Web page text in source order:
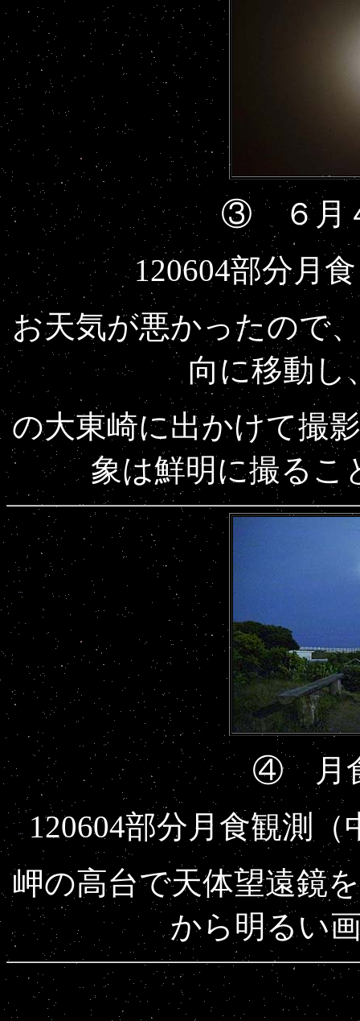
③ ６月
120604部分月
お天気が悪かったので
向に移動し
の大東崎に出かけて撮
象は鮮明に撮るこ
④ 月
120604部分月食観測（
岬の高台で天体望遠鏡
から明るい